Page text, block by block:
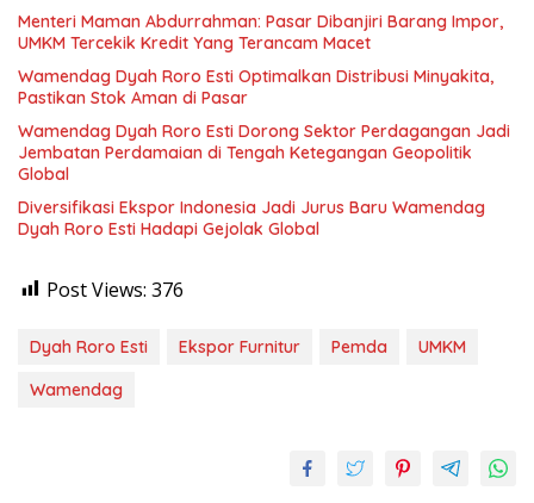
Menteri Maman Abdurrahman: Pasar Dibanjiri Barang Impor,
UMKM Tercekik Kredit Yang Terancam Macet
Wamendag Dyah Roro Esti Optimalkan Distribusi Minyakita,
Pastikan Stok Aman di Pasar
Wamendag Dyah Roro Esti Dorong Sektor Perdagangan Jadi
Jembatan Perdamaian di Tengah Ketegangan Geopolitik
Global
Diversifikasi Ekspor Indonesia Jadi Jurus Baru Wamendag
Dyah Roro Esti Hadapi Gejolak Global
Post Views: 376
Dyah Roro Esti Ekspor Furnitur Pemda
UMKM
Wamendag